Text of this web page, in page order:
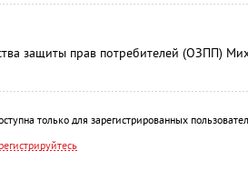
защиты прав потребителей (ОЗПП)
только для зарегистрированных